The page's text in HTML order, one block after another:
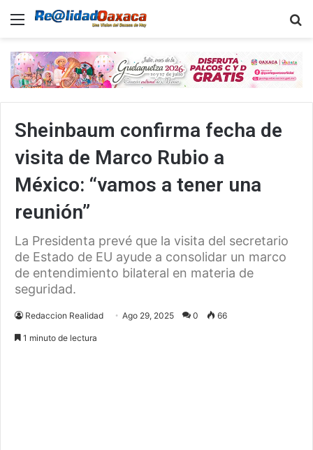
Menu
Sheinbaum confirma fecha de
visita de Marco Rubio a
México: “vamos a tener una
reunión”
La Presidenta prevé que la visita del secretario
de Estado de EU ayude a consolidar un marco
de entendimiento bilateral en materia de
seguridad.
Redaccion Realidad Ago 29, 2025 0 66
1 minuto de lectura